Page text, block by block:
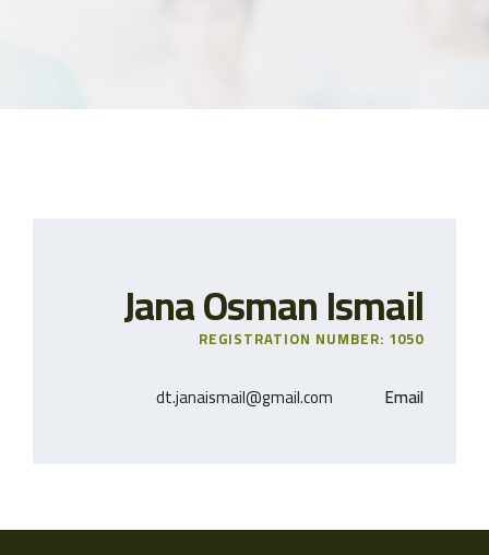
Jana Osman Ismail
REGISTRATION NUMBER: 1050
Email
dt.janaismail@gmail.com